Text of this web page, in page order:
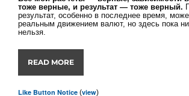
тоже верные, и результат — тоже верный.
результат, особенно в последнее время,
реальным движением валют, но здесь пока
нельзя.
READ MORE
Like Button Notice (view)